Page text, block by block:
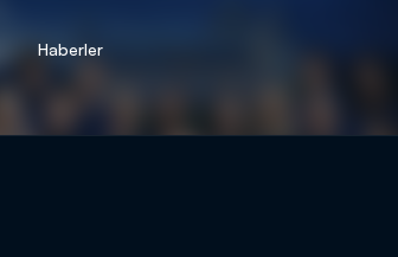
Haberler